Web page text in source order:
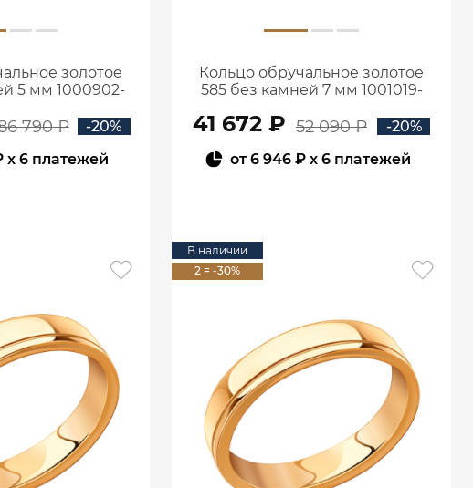
золотое
5 мм 1000902-
790 ₽
-20%
x 6 платежей
Кольцо обручальное золотое
585 без камней 7 мм 1001019-
41 672 ₽ 52 090 ₽
-20%
от6 946 ₽x 6 платежей
В наличии
2 = -30%